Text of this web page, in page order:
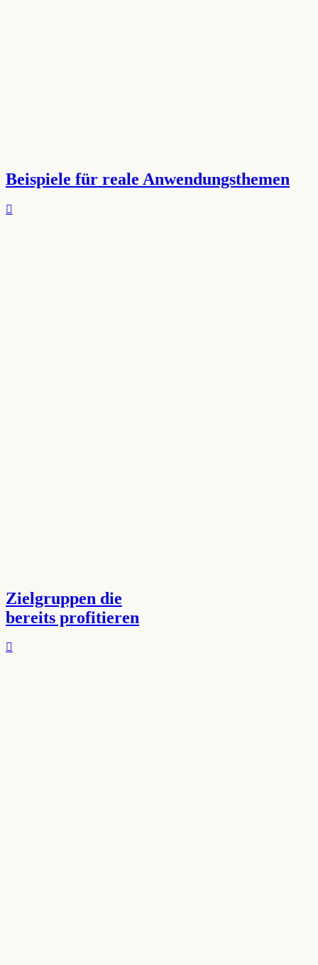
Beispiele für reale Anwendungsthemen
Zielgruppen die
bereits profitieren